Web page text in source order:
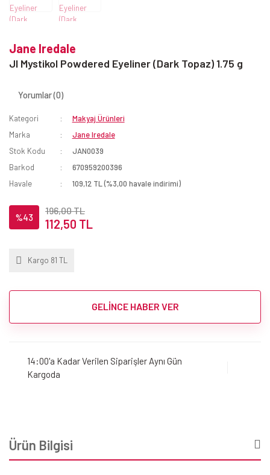
Jane Iredale
JI Mystikol Powdered Eyeliner (Dark Topaz) 1.75 g
Yorumlar (0)
Kategori
Makyaj Ürünleri
Marka
Jane Iredale
Stok Kodu
JAN0039
Barkod
670959200396
Havale
109,12 TL (%3,00 havale indirimi)
%43
196,00 TL
112,50 TL
Kargo 81 TL
GELİNCE HABER VER
14:00'a Kadar Verilen Siparişler Aynı Gün
Kargoda
Ürün Bilgisi